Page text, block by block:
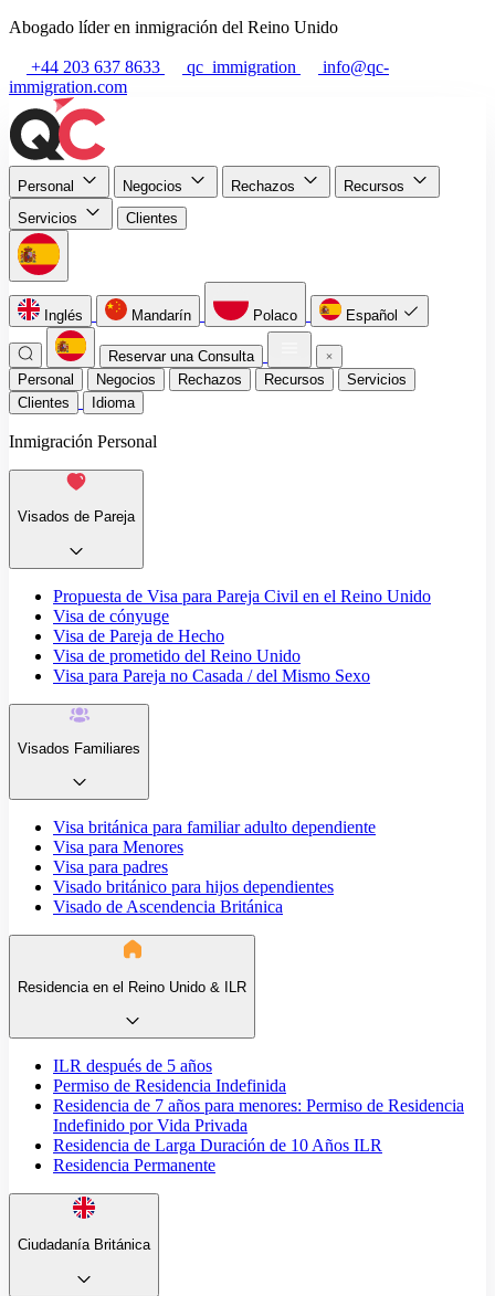
Abogado líder en inmigración del Reino Unido
+44 203 637 8633 qc_immigration
info@qc-
immigration.com
Personal Negocios Rechazos
Recursos
Servicios
Clientes
Inglés Mandarín Polaco Español
Reservar una Consulta
Personal
Negocios Rechazos Recursos
Servicios
Clientes
Idioma
Inmigración Personal
Visados de Pareja
Propuesta de Visa para Pareja Civil en el Reino Unido
Visa de cónyuge
Visa de Pareja de Hecho
Visa de prometido del Reino Unido
Visa para Pareja no Casada / del Mismo Sexo
Visados Familiares
Visa británica para familiar adulto dependiente
Visa para Menores
Visa para padres
Visado británico para hijos dependientes
Visado de Ascendencia Británica
Residencia en el Reino Unido & ILR
ILR después de 5 años
Permiso de Residencia Indefinida
Residencia de 7 años para menores: Permiso de Residencia
Indefinido por Vida Privada
Residencia de Larga Duración de 10 Años ILR
Residencia Permanente
Ciudadanía Británica